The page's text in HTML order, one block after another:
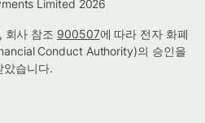
Limited 2026
회사 참조 900507에 따라 전자 화폐
Conduct Authority)의 승인을
았습니다.